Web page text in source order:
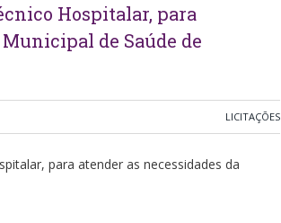
Hospitalar, para
de Saúde de
LICITAÇÕES
para atender as necessidades da